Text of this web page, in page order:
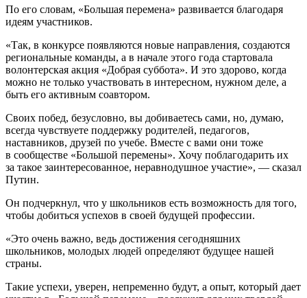
По его словам, «Большая перемена» развивается благодаря
идеям участников.
«Так, в конкурсе появляются новые направления, создаются
региональные команды, а в начале этого года стартовала
волонтерская акция «Добрая суббота». И это здорово, когда
можно не только участвовать в интересном, нужном деле, а
быть его активным соавтором.
Своих побед, безусловно, вы добиваетесь сами, но, думаю,
всегда чувствуете поддержку родителей, педагогов,
наставников, друзей по учебе. Вместе с вами они тоже
в сообществе «Большой перемены». Хочу поблагодарить их
за такое заинтересованное, неравнодушное участие», — сказал
Путин.
Он подчеркнул, что у школьников есть возможность для того,
чтобы добиться успехов в своей будущей профессии.
«Это очень важно, ведь достижения сегодняшних
школьников, молодых людей определяют будущее нашей
страны.
Такие успехи, уверен, непременно будут, а опыт, который дает